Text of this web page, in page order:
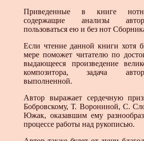
Приведенные в книге
содержащие анализы
пользоваться ею и без нот
Если чтение данной книги хотя
мере поможет читателю по
выдающееся произведение
композитора, задача
выполненной.
Автор выражает сердечную
Бобровскому, Т. Ворониной, С.
Южак, оказавшим ему
процессе работы над рукописью.